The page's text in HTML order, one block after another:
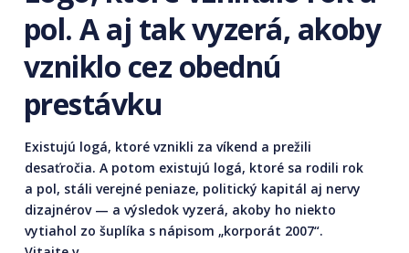
pol. A aj tak vyzerá, akoby
vzniklo cez obednú
prestávku
Existujú logá, ktoré vznikli za víkend a prežili
desaťročia. A potom existujú logá, ktoré sa rodili rok
a pol, stáli verejné peniaze, politický kapitál aj nervy
dizajnérov — a výsledok vyzerá, akoby ho niekto
vytiahol zo šuplíka s nápisom „korporát 2007“.